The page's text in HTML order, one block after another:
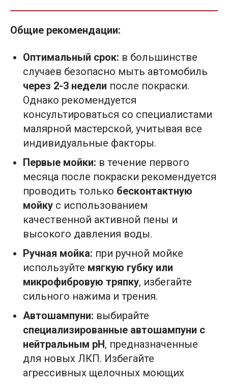
Общие рекомендации:
Оптимальный срок: в большинстве
случаев безопасно мыть автомобиль
через 2-3 недели после покраски.
Однако рекомендуется
консультироваться со специалистами
малярной мастерской, учитывая все
индивидуальные факторы.
Первые мойки: в течение первого
месяца после покраски рекомендуется
проводить только бесконтактную
мойку с использованием
качественной активной пены и
высокого давления воды.
Ручная мойка: при ручной мойке
используйте мягкую губку или
микрофибровую тряпку, избегайте
сильного нажима и трения.
Автошампуни: выбирайте
специализированные автошампуни с
нейтральным pH, предназначенные
для новых ЛКП. Избегайте
агрессивных щелочных моющих